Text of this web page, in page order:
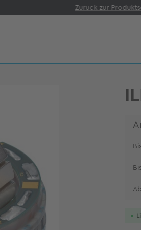
Zurück zur
Ab